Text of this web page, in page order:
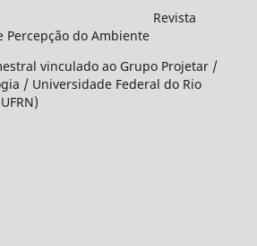
Percepção do Ambiente
vinculado ao Grupo Projetar /
/ Universidade Federal do Rio